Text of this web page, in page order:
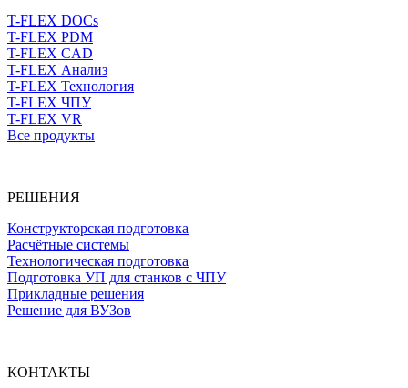
T-FLEX DOCs
T-FLEX PDM
T-FLEX CAD
T-FLEX Анализ
T-FLEX Технология
T-FLEX ЧПУ
T-FLEX VR
Все продукты
РЕШЕНИЯ
Конструкторская подготовка
Расчётные системы
Технологическая подготовка
Подготовка УП для станков с ЧПУ
Прикладные решения
Решение для ВУЗов
КОНТАКТЫ